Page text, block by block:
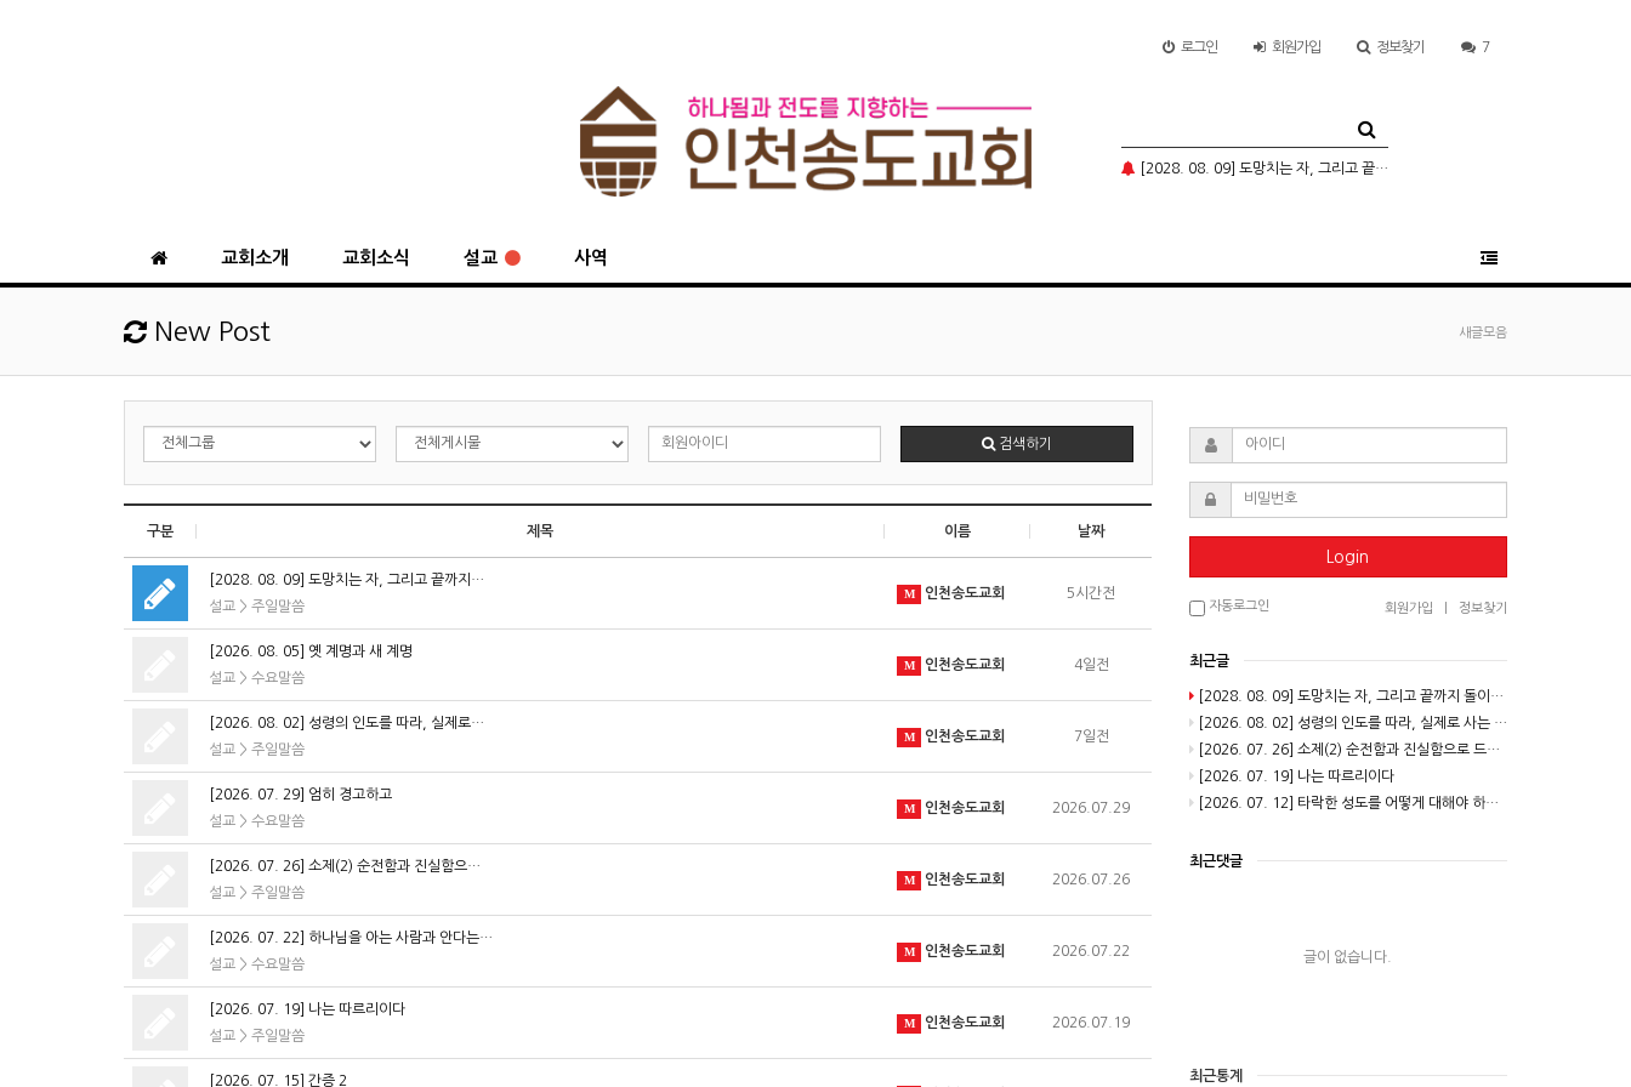
로그인 회원가입 정보찾기 7
[2028. 08. 09] 도망치는 자, 그리고 끝까지 돌이키시는 분
교회소개 교회소식 설교 사역
New Post 새글모음
검색하기
구분 제목 이름 날짜
[2028. 08. 09] 도망치는 자, 그리고 끝까지…
설교 > 주일말씀
M 인천송도교회 5시간전
[2026. 08. 05] 옛 계명과 새 계명
설교 > 수요말씀
M 인천송도교회 4일전
[2026. 08. 02] 성령의 인도를 따라, 실제로…
설교 > 주일말씀
M 인천송도교회 7일전
[2026. 07. 29] 엄히 경고하고
설교 > 수요말씀
M 인천송도교회 2026.07.29
[2026. 07. 26] 소제(2) 순전함과 진실함으…
설교 > 주일말씀
M 인천송도교회 2026.07.26
[2026. 07. 22] 하나님을 아는 사람과 안다는…
설교 > 수요말씀
M 인천송도교회 2026.07.22
[2026. 07. 19] 나는 따르리이다
설교 > 주일말씀
M 인천송도교회 2026.07.19
[2026. 07. 15] 간증 2
Login
자동로그인 회원가입 정보찾기
최근글
[2028. 08. 09] 도망치는 자, 그리고 끝까지 돌이키시는 분
[2026. 08. 02] 성령의 인도를 따라, 실제로 사는 길(2)
[2026. 07. 26] 소제(2) 순전함과 진실함으로 드려지는 제사
[2026. 07. 19] 나는 따르리이다
[2026. 07. 12] 타락한 성도를 어떻게 대해야 하는가
최근댓글
글이 없습니다.
최근통계